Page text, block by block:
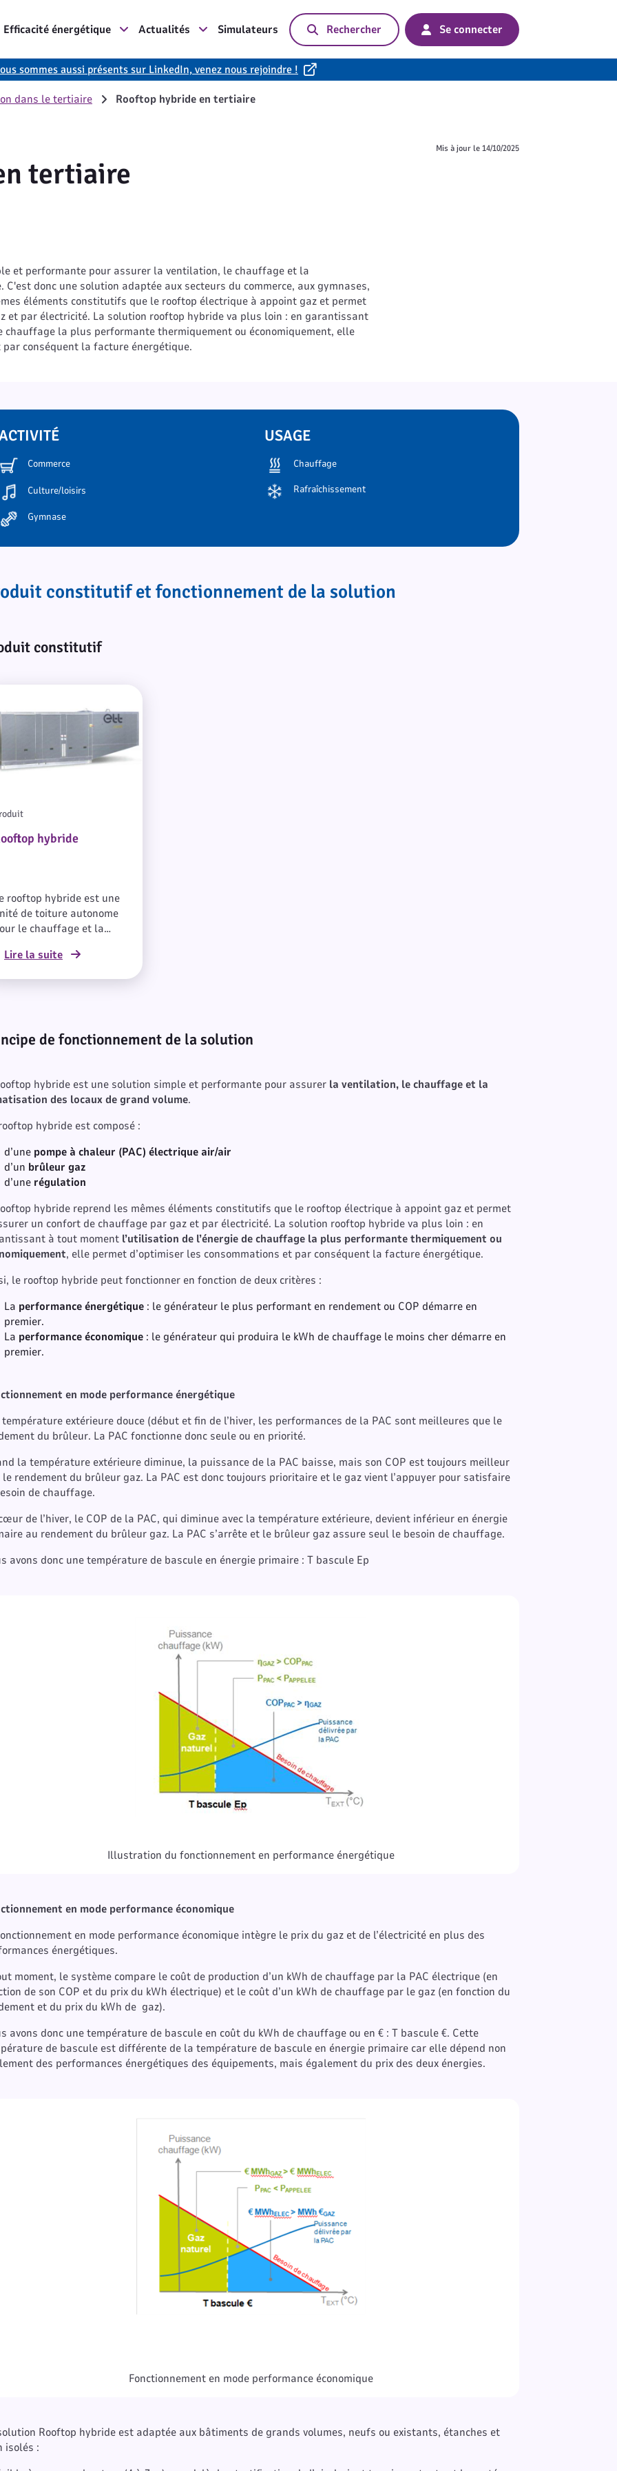
Efficacité énergétique Actualités Simulateurs Rechercher Se connecter
sommes aussi présents sur LinkedIn, venez nous rejoindre !
dans le tertiaire Rooftop hybride en tertiaire
tertiaire
Mis à jour le14/10/2025
et performante pour assurer la ventilation, le chauffage et la
donc une solution adaptée aux secteurs du commerce, aux gymnases,
éléments constitutifs que le rooftop électrique à appoint gaz et permet
et par électricité. La solution rooftop hybride va plus loin : en garantissant
chauffage la plus performante thermiquement ou économiquement, elle
conséquent la facture énergétique.
Commerce
Culture/loisirs
Gymnase
USAGE
Chauffage
Rafraîchissement
constitutif et fonctionnement de la solution
constitutif
hybride
rooftop hybride est une
de toiture autonome
le chauffage et la
de grand volume.
Lire la suite
de fonctionnement de la solution
hybride est une solution simple et performante pour assurer la ventilation, le chauffage et la
des locaux de grand volume.
hybride est composé :
d’une pompe à chaleur (PAC) électrique air/air
d’un brûleur gaz
d’une régulation
hybride reprend les mêmes éléments constitutifs que le rooftop électrique à appoint gaz et permet
un confort de chauffage par gaz et par électricité. La solution rooftop hybride va plus loin : en
à tout moment l’utilisation de l’énergie de chauffage la plus performante thermiquement ou
, elle permet d’optimiser les consommations et par conséquent la facture énergétique.
le rooftop hybride peut fonctionner en fonction de deux critères :
La performance énergétique : le générateur le plus performant en rendement ou COP démarre en
premier.
La performance économique : le générateur qui produira le kWh de chauffage le moins cher démarre en
premier.
en mode performance énergétique
extérieure douce (début et fin de l’hiver, les performances de la PAC sont meilleures que le
du brûleur. La PAC fonctionne donc seule ou en priorité.
la température extérieure diminue, la puissance de la PAC baisse, mais son COP est toujours meilleur
le rendement du brûleur gaz. La PAC est donc toujours prioritaire et le gaz vient l’appuyer pour satisfaire
de chauffage.
de l’hiver, le COP de la PAC, qui diminue avec la température extérieure, devient inférieur en énergie
au rendement du brûleur gaz. La PAC s’arrête et le brûleur gaz assure seul le besoin de chauffage.
avons donc une température de bascule en énergie primaire : T bascule Ep
Illustration du fonctionnement en performance énergétique
en mode performance économique
en mode performance économique intègre le prix du gaz et de l’électricité en plus des
énergétiques.
moment, le système compare le coût de production d’un kWh de chauffage par la PAC électrique (en
de son COP et du prix du kWh électrique) et le coût d’un kWh de chauffage par le gaz (en fonction du
et du prix du kWh de gaz).
avons donc une température de bascule en coût du kWh de chauffage ou en € : T bascule €. Cette
de bascule est différente de la température de bascule en énergie primaire car elle dépend non
des performances énergétiques des équipements, mais également du prix des deux énergies.
Fonctionnement en mode performance économique
Rooftop hybride est adaptée aux bâtiments de grands volumes, neufs ou existants, étanches et
isolés :